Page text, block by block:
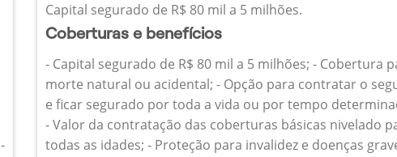
Capital segurado de R$ 80 mil a 5 milhões.
Coberturas e benefícios
- Capital segurado de R$ 80 mil a 5 milhões; - Cobertura
morte natural ou acidental; - Opção para contratar o
e ficar segurado por toda a vida ou por tempo
- Valor da contratação das coberturas básicas nivelado
todas as idades; - Proteção para invalidez e doenças